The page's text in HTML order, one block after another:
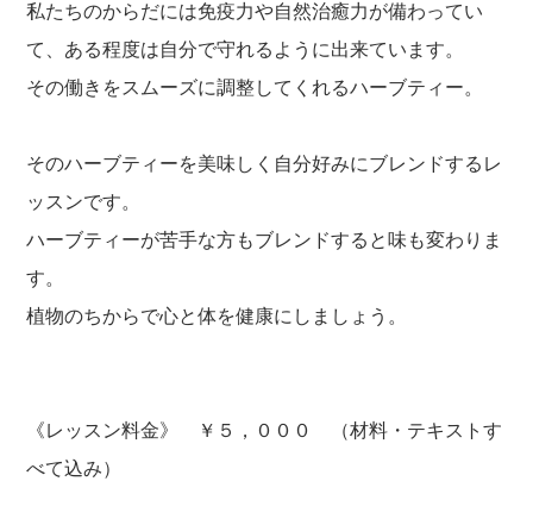
私たちのからだには免疫力や自然治癒力が備わってい
て、ある程度は自分で守れるように出来ています。
その働きをスムーズに調整してくれるハーブティー。
そのハーブティーを美味しく自分好みにブレンドするレ
ッスンです。
ハーブティーが苦手な方もブレンドすると味も変わりま
す。
植物のちからで心と体を健康にしましょう。
《レッスン料金》 ￥５，０００ （材料・テキストす
べて込み）